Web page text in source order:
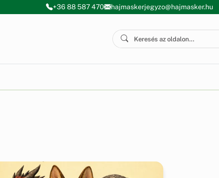
+36 88 587 470 hajmaskerjegyzo@hajmasker.hu